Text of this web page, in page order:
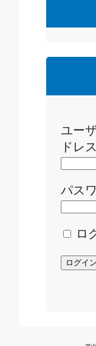
ユー
ドレス
パス
ロ